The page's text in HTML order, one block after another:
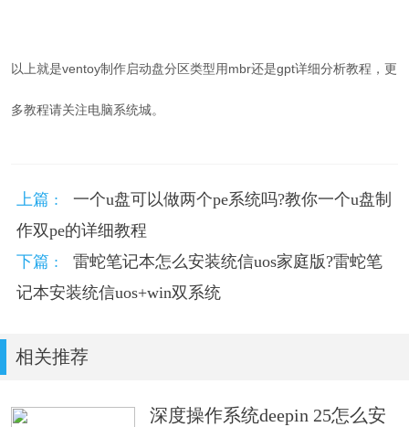
以上就是ventoy制作启动盘分区类型用mbr还是gpt详细分析教程，更
多教程请关注电脑系统城。
上篇 :
一个u盘可以做两个pe系统吗?教你一个u盘制
作双pe的详细教程
下篇 :
雷蛇笔记本怎么安装统信uos家庭版?雷蛇笔
记本安装统信uos+win双系统
相关推荐
深度操作系统deepin 25怎么安